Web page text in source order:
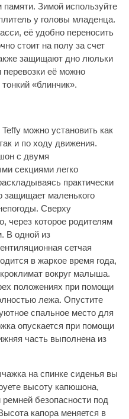
Зимой используйте
у головы младенца.
её удобно переносить
стоит на полу за счет
защищают дно люльки
перевозки её можно
«блинчик».
можно установить как
и по ходу движения.
с двумя
секциями легко
практически
защищает маленького
Сверху
через которое родителям
В одной из
сетчая
в жаркое время года,
вокруг малыша.
положениях при помощи
лежа. Опустите
спальное место для
опускается при помощи
часть выполнена из
на спинке сиденья вы
высоту капюшона,
ремней безопасности под
капора меняется в